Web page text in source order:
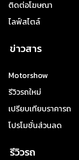
ติดต่อโฆษณา
ไลฟ์สไตล์
ข่าวสาร
Motorshow
รีวิวรถใหม่
เปรียบเทียบราคารถ
โปรโมชั่นส่วนลด
รีวิวรถ